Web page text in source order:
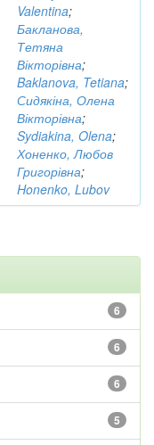
Valentina;
Бакланова,
Тетяна
Вікторівна;
Baklanova, Tetiana;
Сидякіна, Олена
Вікторівна;
Sydiakina, Olena;
Хоненко, Любов
Григорівна;
Honenko, Lubov
6
6
6
5